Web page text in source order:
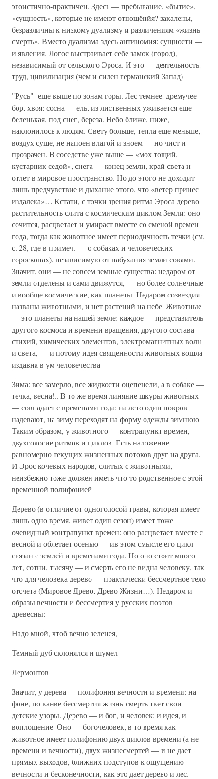
эгоистично-практичен. Здесь — пребывание, «бытие»,
«сущность», которые не имеют отнощёнйя? закалены,
безразличны к низкому дуализму и различениям «жизнь-
смерть». Вместо дуализма здесь антиномия: сущности —
и явления. Логос выстраивает себе замок (город),
независимый от сельского Эроса. И это — деятельность,
труд, цивилизация (чем и силен германский Запад)
"Русь"- еще выше по зонам горы. Лес темнее, дремучее —
бор, хвоя: сосна — ель, из лиственных уживается еще
беленькая, под снег, береза. Небо ближе, ниже,
наклонилось к людям. Свету больше, тепла еще меньше,
воздух суше, не напоен влагой и зноем — но чист и
прозрачен. В соседстве уже выше — «мох тощий,
кустарник седой», снега — конец земли, край света и
отлет в мировое пространство. Но до этого не доходит —
лишь предчувствие и дыхание этого, что «ветер принес
издалека»… Кстати, с точки зрения ритма Эроса дерево,
растительность слита с космическим циклом Земли: оно
сочится, расцветает и умирает вместе со сменой времен
года, тогда как животное имеет периодичность течки (см.
с. 28, где в примеч. — о собаках и человеческих
гороскопах), независимую от набухания земли соками.
Значит, они — не совсем земные существа: недаром от
земли отделены и сами движутся, — но более солнечные
и вообще космические, как планеты. Недаром созвездия
названы животными, и нет растений на небе. Животные
— это планеты на нашей земле: каждое — представитель
другого космоса и времени вращения, другого состава
стихий, химических элементов, электромагнитных волн
и света, — и потому идея священности животных вошла
издавна в ум человечества
Зима: все замерло, все жидкости оцепенели, а в собаке —
течка, весна!.. В то же время линяние шкуры животных
— совпадает с временами года: на лето один покров
надевают, на зиму переходят на форму одежды зимнюю.
Таким образом, у животного — контрапункт времен,
двухголосие ритмов и циклов. Есть наложение
равномерно текущих жизненных потоков друг на друга.
И Эрос кочевых народов, слитых с животными,
неизбежно тоже должен иметь что-то родственное с этой
временной полифонией
Дерево (в отличие от одноголосой травы, которая имеет
лишь одно время, живет один сезон) имеет тоже
очевидный контрапункт времен: оно расцветает вместе с
весной и облетает осенью — ив этом смысле его цикл
связан с землей и временами года. Но оно стоит много
лет, сотни, тысячу — и смерть его не видна человеку, так
что для человека дерево — практически бессмертное тело
отсчета (Мировое Древо, Древо Жизни…). Недаром и
образы вечности и бессмертия у русских поэтов
древесны:
Надо мной, чтоб вечно зеленея,
Темный дуб склонялся и шумел
Лермонтов
Значит, у дерева — полифония вечности и времени: на
фоне, по канве бессмертия жизнь-смерть ткет свои
детские узоры. Дерево — и бог, и человек: и идея, и
воплощение. Оно — богочеловек, в то время как
животное имеет полифонию двух циклов времени (а не
времени и вечности), двух жизнесмертей — и не дает
прямых выходов, ближних подступов к ощущению
вечности и бесконечности, как это дает дерево и лес.